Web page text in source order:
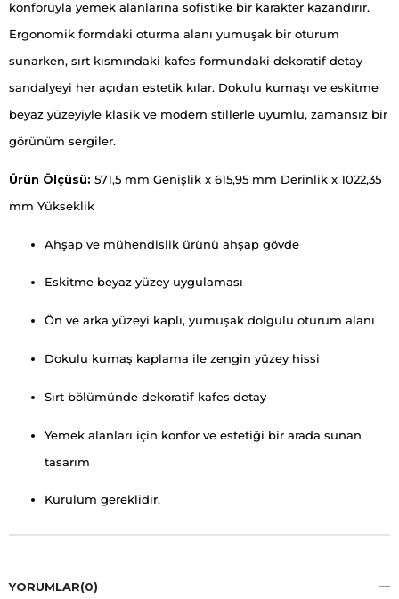
konforuyla yemek alanlarına sofistike bir karakter kazandırır.
Ergonomik formdaki oturma alanı yumuşak bir oturum
sunarken, sırt kısmındaki kafes formundaki dekoratif detay
sandalyeyi her açıdan estetik kılar. Dokulu kumaşı ve eskitme
beyaz yüzeyiyle klasik ve modern stillerle uyumlu, zamansız bir
görünüm sergiler.
Ürün Ölçüsü: 571,5 mm Genişlik x 615,95 mm Derinlik x 1022,35
mm Yükseklik
Ahşap ve mühendislik ürünü ahşap gövde
Eskitme beyaz yüzey uygulaması
Ön ve arka yüzeyi kaplı, yumuşak dolgulu oturum alanı
Dokulu kumaş kaplama ile zengin yüzey hissi
Sırt bölümünde dekoratif kafes detay
Yemek alanları için konfor ve estetiği bir arada sunan
tasarım
Kurulum gereklidir.
YORUMLAR(0)